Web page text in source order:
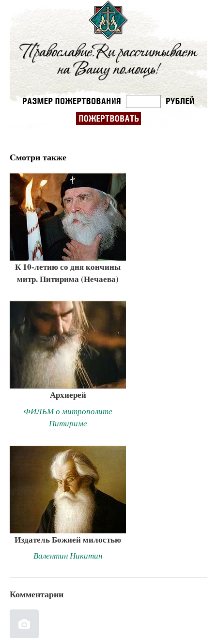
Смотри также
К 10-летию со дня кончины
митр. Питирима (Нечаева)
Архиерей
ФИЛЬМ о митрополите
Питириме
Издатель Божией милостью
Валентин Никитин
Комментарии